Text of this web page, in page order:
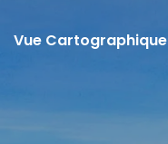
Vue Cartographique